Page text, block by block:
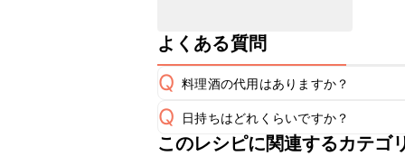
よくある質問
Q 料理酒の代用はありますか？
A
Q 日持ちはどれくらいですか？
こちらのレシピは出来たてをお召し
このレシピに関連するカテゴ